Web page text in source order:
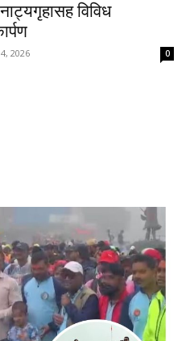
विविध
2026 0